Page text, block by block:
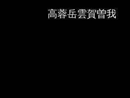
高蓉岳雲賀曽我